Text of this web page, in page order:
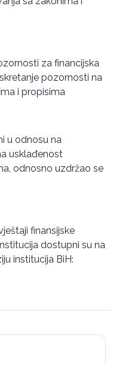
za financijska
pozornosti na
i propisima
u odnosu na
usklađenost
odnosno uzdržao se
finansijske
dostupni su na
institucija BiH: